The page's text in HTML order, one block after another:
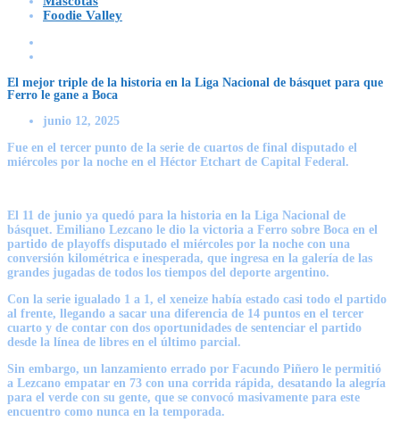
Foodie Valley
El mejor triple de la historia en la Liga Nacional de básquet para que
Ferro le gane a Boca
junio 12, 2025
Fue en el tercer punto de la serie de cuartos de final disputado el
miércoles por la noche en el Héctor Etchart de Capital Federal.
El 11 de junio ya quedó para la historia en la Liga Nacional de
básquet. Emiliano Lezcano le dio la victoria a Ferro sobre Boca en el
partido de playoffs disputado el miércoles por la noche con una
conversión kilométrica e inesperada, que ingresa en la galería de las
grandes jugadas de todos los tiempos del deporte argentino.
Con la serie igualado 1 a 1, el xeneize había estado casi todo el partido
al frente, llegando a sacar una diferencia de 14 puntos en el tercer
cuarto y de contar con dos oportunidades de sentenciar el partido
desde la línea de libres en el último parcial.
Sin embargo, un lanzamiento errado por Facundo Piñero le permitió
a Lezcano empatar en 73 con una corrida rápida, desatando la alegría
para el verde con su gente, que se convocó masivamente para este
encuentro como nunca en la temporada.